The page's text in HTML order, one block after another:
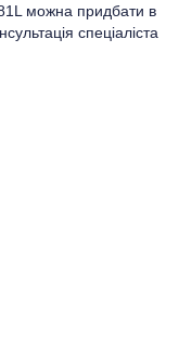
можна придбати в
спеціаліста